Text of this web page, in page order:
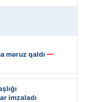
məruz qaldı —
imzaladı